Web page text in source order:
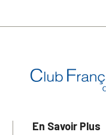
En Savoir Plus